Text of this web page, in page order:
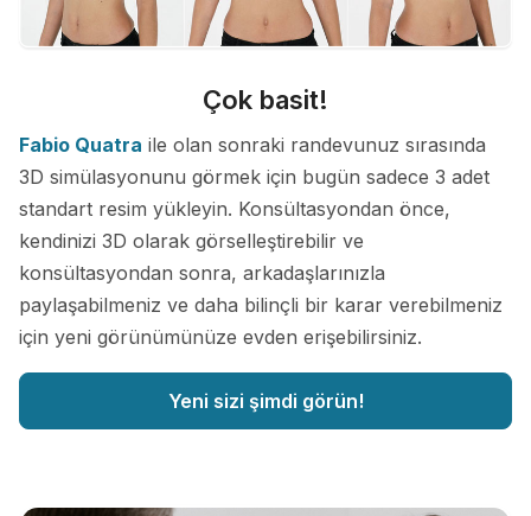
Çok basit!
Fabio Quatra ile olan sonraki randevunuz sırasında
3D simülasyonunu görmek için bugün sadece 3 adet
standart resim yükleyin. Konsültasyondan önce,
kendinizi 3D olarak görselleştirebilir ve
konsültasyondan sonra, arkadaşlarınızla
paylaşabilmeniz ve daha bilinçli bir karar verebilmeniz
için yeni görünümünüze evden erişebilirsiniz.
Yeni sizi şimdi görün!